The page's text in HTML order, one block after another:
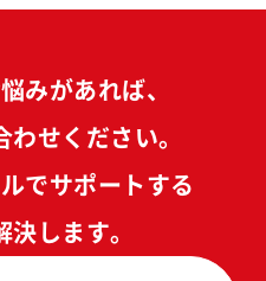
みがあれば、
せください。
でサポートする
します。